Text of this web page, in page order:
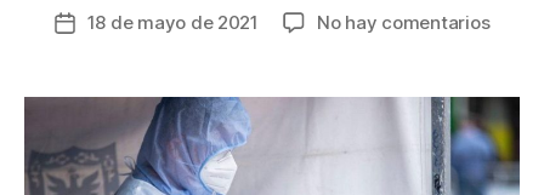
Fecha
entrada
18 de mayo de 2021 No hay comentariosen
la
de